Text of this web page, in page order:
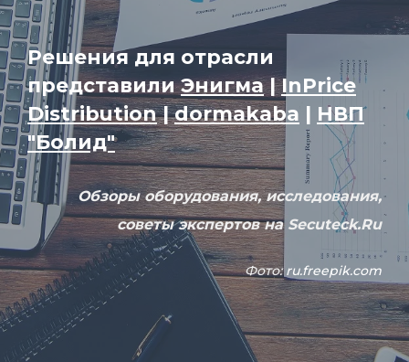
Решения для отрасли
представилиЭнигма|InPrice
Distribution|dormakaba | НВП
"Болид"
Обзоры оборудования, исследования,
советы экспертов на Secuteck.Ru
Фото:ru.freepik.com